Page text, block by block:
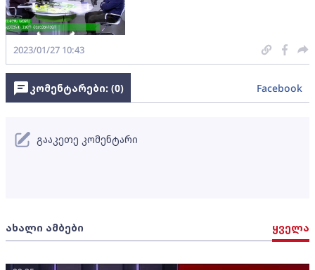
2023/01/27 10:43
ახალი ამბები ყველა
კომენტარები: (0) Facebook
გააკეთე კომენტარი